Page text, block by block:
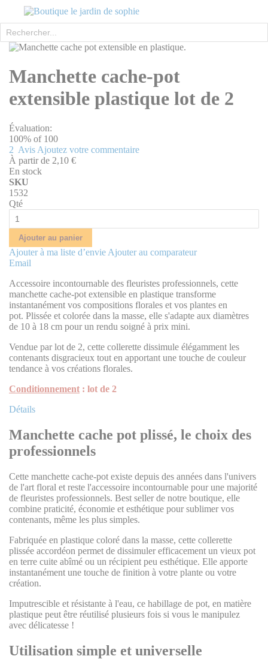
Skip
the
end
the
gallery
to
the
of
images
gallery
Manchette cache-pot
extensible plastique lot de 2
Évaluation:
100% of 100
2 Avis Ajoutez votre commentaire
À partir de 2,10 €
En stock
SKU
1532
Qté
Ajouter au panier
Ajouter à ma liste d’envie Ajouter au comparateur
Email
Accessoire incontournable des fleuristes professionnels, cette
manchette cache-pot extensible en plastique transforme
instantanément vos compositions florales et vos plantes en
pot. Plissée et colorée dans la masse, elle s'adapte aux diamètres
de 10 à 18 cm pour un rendu soigné à prix mini.
Vendue par lot de 2, cette collerette dissimule élégamment les
contenants disgracieux tout en apportant une touche de couleur
tendance à vos créations florales.
Conditionnement : lot de 2
Détails
Manchette cache pot plissé, le choix des
professionnels
Cette manchette cache-pot existe depuis des années dans l'univers
de l'art floral et reste l'accessoire incontournable pour une majorité
de fleuristes professionnels. Best seller de notre boutique, elle
combine praticité, économie et esthétique pour sublimer vos
contenants, même les plus simples.
Fabriquée en plastique coloré dans la masse, cette collerette
plissée accordéon permet de dissimuler efficacement un vieux pot
en terre cuite abîmé ou un récipient peu esthétique. Elle apporte
instantanément une touche de finition à votre plante ou votre
création.
Imputrescible et résistante à l'eau, ce habillage de pot, en matière
plastique peut être réutilisé plusieurs fois si vous le manipulez
avec délicatesse !
Utilisation simple et universelle